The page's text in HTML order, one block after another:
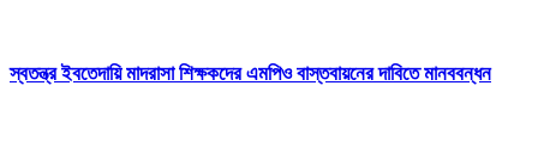
স্বতন্ত্র ইবতেদায়ি মাদরাসা শিক্ষকদের এমপিও বাস্তবায়নের দাবিতে মানববন্ধন